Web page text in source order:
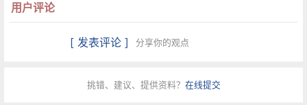
林与卡拉扬、帕瓦罗蒂合作的录音。费蕾妮的嗓音
是我听过的所有“咪咪”中最为优雅纯净并极富感染
常强，仍然表达出了楚楚可怜、柔情而脆弱的咪咪
用户评论
[ 发表评论 ] 分享你的观点
挑错、建议、提供资料？ 在线提交